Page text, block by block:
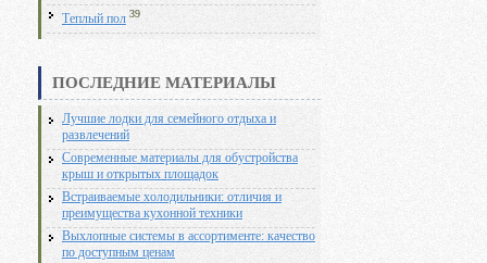
Теплый пол 39
ПОСЛЕДНИЕ МАТЕРИАЛЫ
Лучшие лодки для семейного отдыха и
развлечений
Современные материалы для обустройства
крыш и открытых площадок
Встраиваемые холодильники: отличия и
преимущества кухонной техники
Выхлопные системы в ассортименте: качество
по доступным ценам